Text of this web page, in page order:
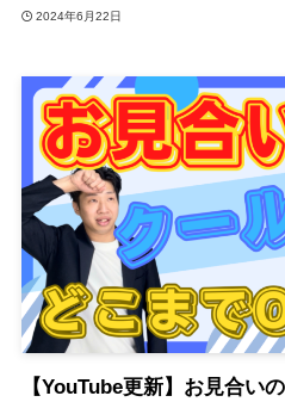
2024年6月22日
【YouTube更新】お見合い